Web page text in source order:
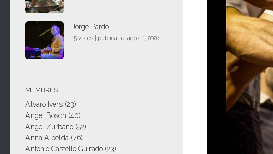
Jorge Pardo.
15 vistes publicat el agost 1, 2026
MEMBRES
Alvaro Ivers (23)
Angel Bosch (40)
Angel Zurbano (52)
Anna Albelda (76)
Antonio Castello Guirado (23)